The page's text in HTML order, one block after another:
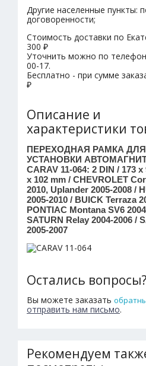
Другие населенные пункты:
договоренности;
Стоимость доставки по
300 ₽
Уточнить можно по
00-17.
Бесплатно - при сумме
₽
Описание и
характеристики
ПЕРЕХОДНАЯ РАМКА ДЛЯ
УСТАНОВКИ
CARAV 11-064: 2 DIN / 173 x
x 102 mm / CHEVROLET
2010, Uplander 2005-2008 /
2005-2010 / BUICK Terraza
PONTIAC Montana SV6
SATURN Relay 2004-2006 /
2005-2007
Остались вопросы?
Вы можете заказать
отправить нам письмо.
Рекомендуем